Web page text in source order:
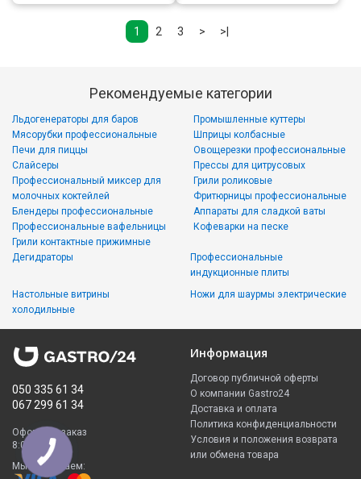
1 2 3 > >|
Рекомендуемые категории
Льдогенераторы для баров
Мясорубки профессиональные
Печи для пиццы
Слайсеры
Промышленные куттеры
Шприцы колбасные
Овощерезки профессиональные
Прессы для цитрусовых
Профессиональный миксер для
молочных коктейлей
Блендеры профессиональные
Профессиональные вафельницы
Грили контактные прижимные
Грили роликовые
Фритюрницы профессиональные
Аппараты для сладкой ваты
Кофеварки на песке
Дегидраторы
Настольные витрины
холодильные
Профессиональные
индукционные плиты
Ножи для шаурмы электрические
050 335 61 34
067 299 61 34
Оформить заказ
8:00 - 23:00
Мы принимаем:
Информация
Договор публичной оферты
О компании Gastro24
Доставка и оплата
Политика конфиденциальности
Условия и положения возврата
или обмена товара